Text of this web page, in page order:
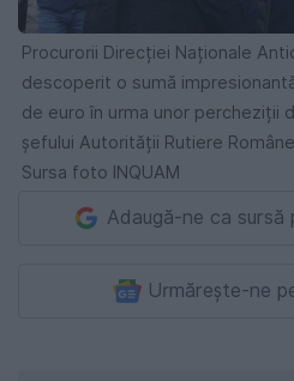
Procurorii Direcției Naționale
descoperit o sumă
de euro în urma unor percheziții
șefului Autorității Rutiere
Sursa foto INQUAM
Adaugă-ne ca
Urmărește-ne